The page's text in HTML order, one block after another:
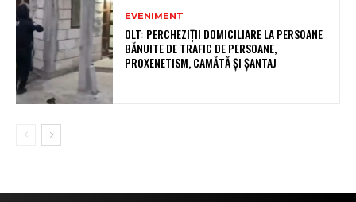
EVENIMENT
OLT: PERCHEZIŢII DOMICILIARE LA PERSOANE
BĂNUITE DE TRAFIC DE PERSOANE,
PROXENETISM, CAMĂTĂ ŞI ŞANTAJ